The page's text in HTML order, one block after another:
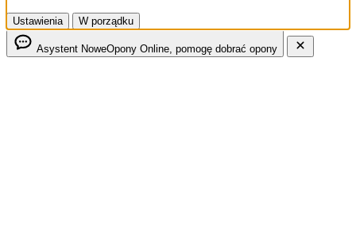
Ustawienia W porządku
Asystent NoweOpony Online, pomogę dobrać opony